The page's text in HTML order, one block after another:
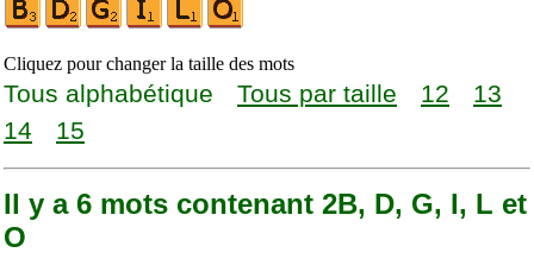
Cliquez pour changer la taille des mots
Tous alphabétique Tous par taille 12
13
14
15
Il y a 6 mots contenant 2B, D, G, I, L et
O